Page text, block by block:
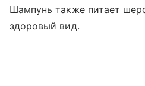
Шампунь также питает
здоровый вид.